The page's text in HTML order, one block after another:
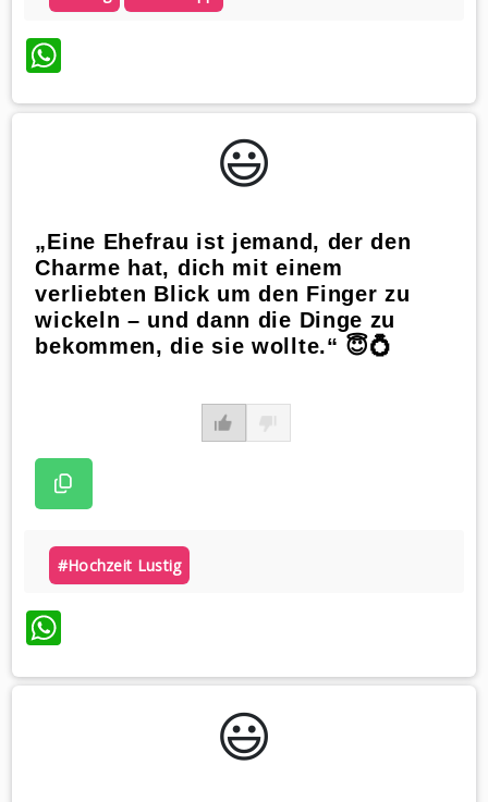
WhatsApp
😃️
„Eine Ehefrau ist jemand, der den
Charme hat, dich mit einem
verliebten Blick um den Finger zu
wickeln – und dann die Dinge zu
bekommen, die sie wollte.“ 😇💍
#hochzeit Lustig
WhatsApp
😃️